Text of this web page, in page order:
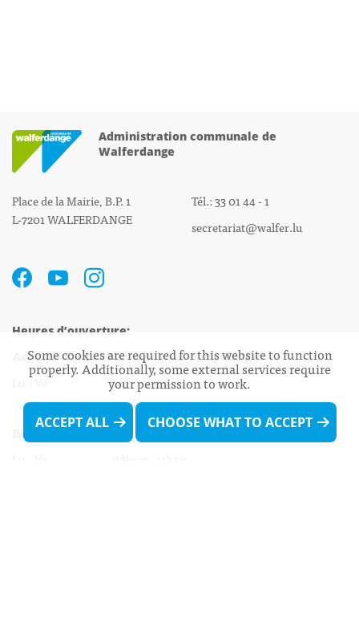
Administration communale de
Walferdange
Place de la Mairie, B.P. 1
L-7201 WALFERDANGE
Tél.: 33 01 44 - 1
secretariat@walfer.lu
Heures d’ouverture:
Administration communale de Walferdange
Lu - Ve 08h00 - 11h30
13h30 - 16h00
Biergercenter
Some cookies are required for this website to function
properly. Additionally, some external services require
your permission to work.
ACCEPT ALL CHOOSE WHAT TO ACCEPT